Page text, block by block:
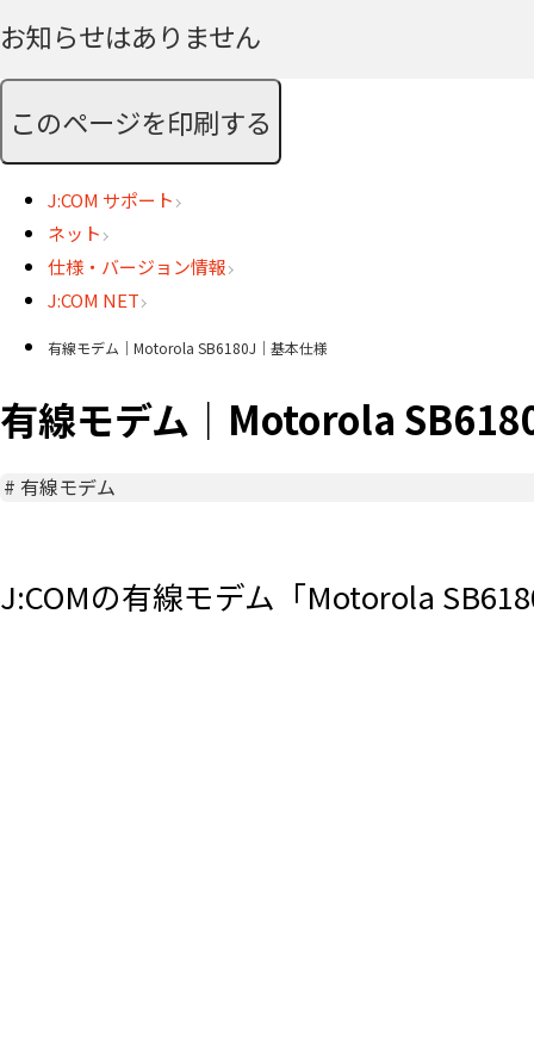
お知らせはありません
このページを印刷する
J:COM サポート
ネット
仕様・バージョン情報
J:COM NET
有線モデム｜Motorola SB6180J｜基本仕様
有線モデム｜Motorola
# 有線モデム
J:COMの有線モデム「Motorola